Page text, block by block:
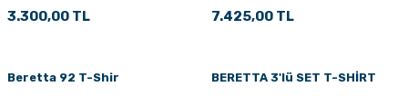
3.300,00 TL 7.425,00 TL
Beretta 92 T-Shir BERETTA 3'lü SET T-SHİRT